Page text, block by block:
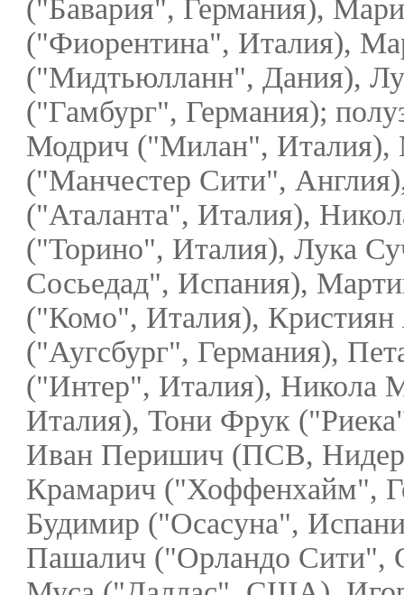
("Бавария", Германия),
("Фиорентина", Италия),
("Мидтьюлланн", Дания),
("Гамбург", Германия);
Модрич ("Милан", Италия),
("Манчестер Сити",
("Аталанта", Италия),
("Торино", Италия), Лука
Сосьедад", Испания),
("Комо", Италия), Кристиян
("Аугсбург", Германия),
("Интер", Италия), Никола
Италия), Тони Фрук
Иван Перишич (ПСВ,
Крамарич ("Хоффенхайм",
Будимир ("Осасуна",
Пашалич ("Орландо